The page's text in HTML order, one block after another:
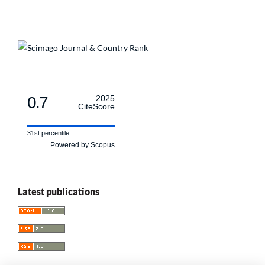
0.7
2025
CiteScore
31st percentile
Powered by Scopus
Latest publications